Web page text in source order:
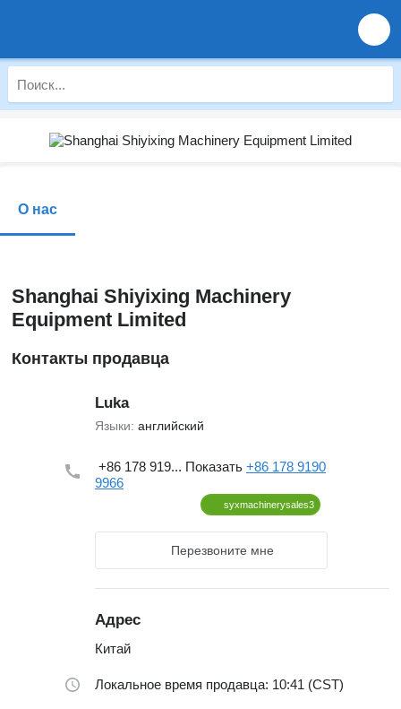
О нас
Shanghai Shiyixing Machinery
Equipment Limited
Контакты продавца
Luka
Языки: английский
+86 178 919... Показать +86 178 9190
9966
syxmachinerysales3
Перезвоните мне
Адрес
Китай
Локальное время продавца: 10:41 (CST)